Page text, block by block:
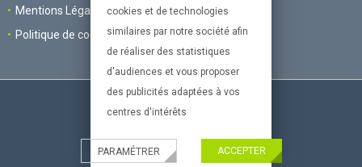
cookies et de technologies
similaires par notre société afin
de réaliser des statistiques
d'audiences et vous proposer
des publicités adaptées à vos
centres d'intérêts
PARAMÉTRER ACCEPTER
Mentions Légales
Politique de cookies
Le site dédié à la passion du vélo
© All right reserved 2017